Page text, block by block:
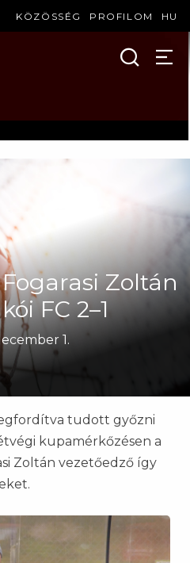
KÖZÖSSÉG PROFILOM HU
Fogarasi Zoltán
FC 2–1
1.
tudott győzni
kupamérkőzésen a
Zoltán vezetőedző így